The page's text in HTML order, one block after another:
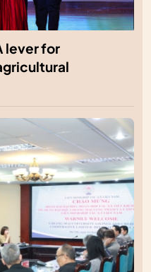
lever for